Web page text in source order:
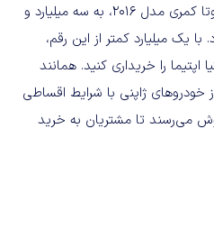
یک نسخه تمیز و کم‌کارکرد از تویوتا کمری مدل 2016، به سه میلیارد و
با یک میلیارد کمتر از این رقم،
اپتیما را خریداری کنید. همانند
ژاپنی با شرایط اقساطی
می‌رسند تا مشتریان به خرید